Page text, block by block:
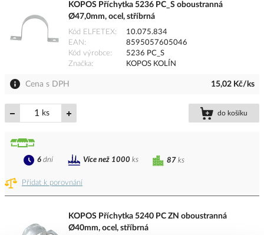
KOPOS Příchytka 5236 PC_S oboustranná
Ø47,0mm, ocel, stříbrná
Kód ELFETEX
10.075.834
EAN
8595057605046
Kód výrobce
5236 PC_S
Značka
KOPOS KOLÍN
Cena s DPH 15,02 Kč/ks
ks do košíku
Přidat k porovnání
87 ks
6 dní Více než 1000 ks
KOPOS Příchytka 5240 PC ZN oboustranná
Ø40mm, ocel, stříbrná